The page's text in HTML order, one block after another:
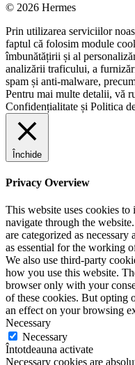
© 2026 Hermes
Prin utilizarea serviciilor
faptul că folosim module
îmbunătățirii și al
analizării traficului, a
spam și anti-malware,
Pentru mai multe detalii, vă
Confidențialitate și Politica
Închide
Privacy Overview
This website uses cookies
navigate through the
are categorized as
as essential for the working
We also use third-party
how you use this website.
browser only with your
of these cookies. But opting
an effect on your browsing
Necessary
Necessary
Întotdeauna activate
Necessary cookies are